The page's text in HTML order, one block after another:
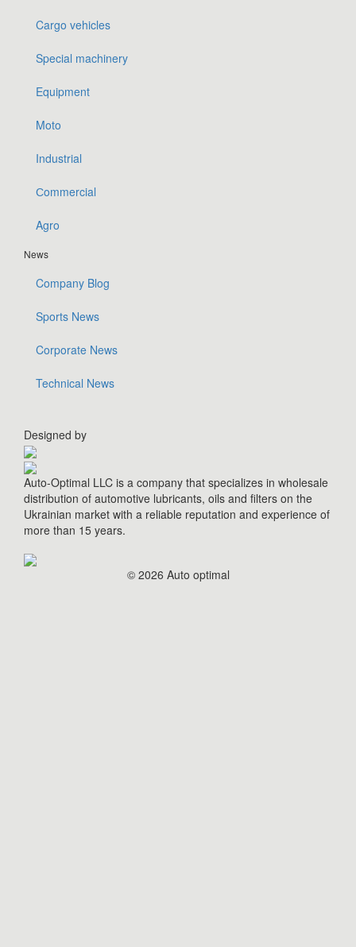
Cargo vehicles
Special machinery
Equipment
Moto
Industrial
Сommercial
Agro
News
Company Blog
Sports News
Corporate News
Technical News
Designed by
Auto-Optimal LLC is a company that specializes in wholesale
distribution of automotive lubricants, oils and filters on the
Ukrainian market with a reliable reputation and experience of
more than 15 years.
© 2026 Auto optimal